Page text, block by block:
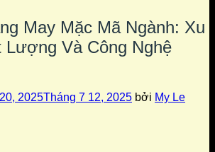
May Mặc Mã Ngành: Xu
Lượng Và Công Nghệ
2025Tháng 7 12, 2025 bởi My Le